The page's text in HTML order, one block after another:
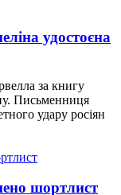
удостоєна
за книгу
Письменниця
удару росіян
шортлист